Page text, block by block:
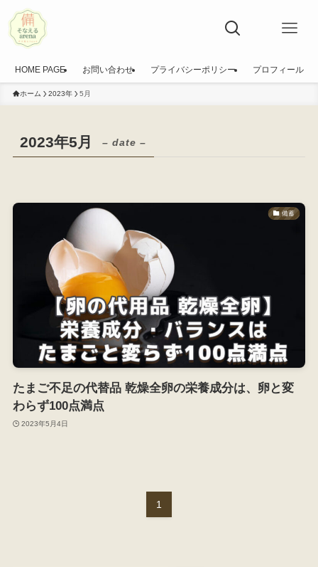
HOME PAGE お問い合わせ プライバシーポリシー プロフィール
ホーム 2023年 5月
2023年5月 – date –
備蓄
たまご不足の代替品 乾燥全卵の栄養成分は、卵と変
わらず100点満点
2023年5月4日
1